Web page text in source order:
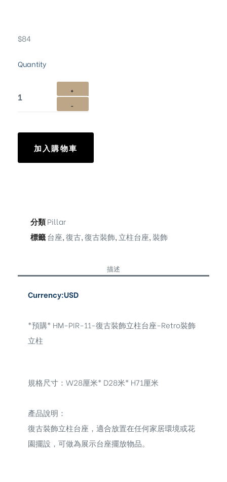
$84
Quantity
加入購物車
分類Pillar
標籤台座,復古,復古裝飾, 立柱台座,裝飾
描述
Currency:USD
*預購* HM-PIR-11-復古裝飾立柱台座-Retro裝飾
立柱
規格尺寸：W28厘米* D28米* H71厘米
產品說明：
復古裝飾立柱台座， 適合放置在任何家居環境或花
園擺設，可做為展示台座擺放物品。